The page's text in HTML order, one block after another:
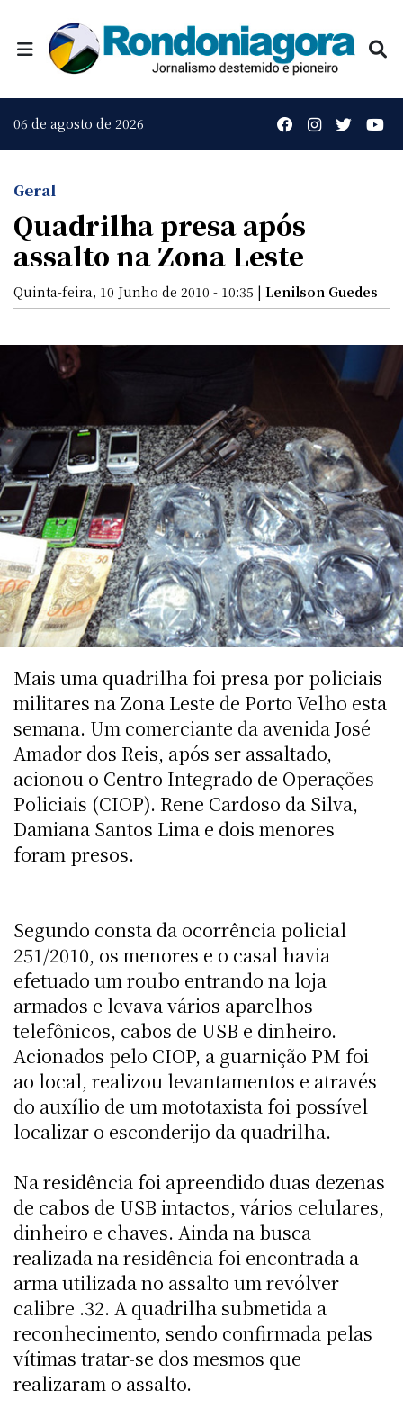
06 de agosto de 2026
Geral
Quadrilha presa após
assalto na Zona Leste
Quinta-feira, 10 Junho de 2010 - 10:35 | Lenilson Guedes
Mais uma quadrilha foi presa por policiais
militares na Zona Leste de Porto Velho esta
semana. Um comerciante da avenida José
Amador dos Reis, após ser assaltado,
acionou o Centro Integrado de Operações
Policiais (CIOP). Rene Cardoso da Silva,
Damiana Santos Lima e dois menores
foram presos.
Segundo consta da ocorrência policial
251/2010, os menores e o casal havia
efetuado um roubo entrando na loja
armados e levava vários aparelhos
telefônicos, cabos de USB e dinheiro.
Acionados pelo CIOP, a guarnição PM foi
ao local, realizou levantamentos e através
do auxílio de um mototaxista foi possível
localizar o esconderijo da quadrilha.
Na residência foi apreendido duas dezenas
de cabos de USB intactos, vários celulares,
dinheiro e chaves. Ainda na busca
realizada na residência foi encontrada a
arma utilizada no assalto um revólver
calibre .32. A quadrilha submetida a
reconhecimento, sendo confirmada pelas
vítimas tratar-se dos mesmos que
realizaram o assalto.